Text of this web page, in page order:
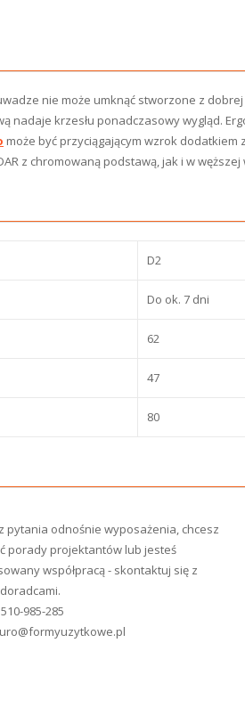
nie może umknąć stworzone z
nadaje krzesłu ponadczasowy wygląd.
może być przyciągającym wzrok
z chromowaną podstawą, jak i w węższej
D2
Do ok. 7 dni
62
47
80
pytania odnośnie wyposażenia, chcesz
porady projektantów lub jesteś
współpracą - skontaktuj się z
510-985-285